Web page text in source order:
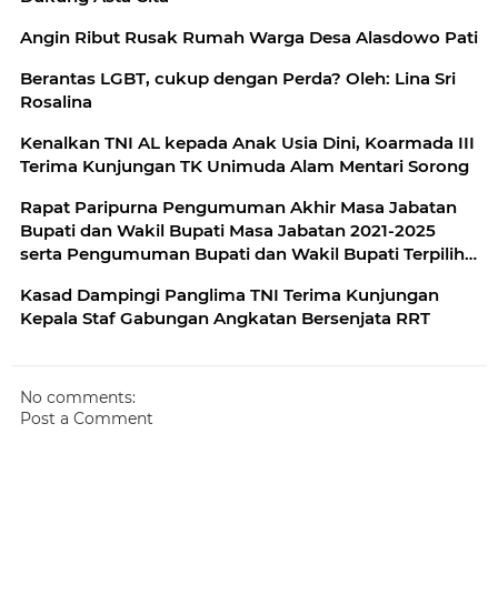
Angin Ribut Rusak Rumah Warga Desa Alasdowo Pati
Berantas LGBT, cukup dengan Perda? Oleh: Lina Sri
Rosalina
Kenalkan TNI AL kepada Anak Usia Dini, Koarmada III
Terima Kunjungan TK Unimuda Alam Mentari Sorong
Rapat Paripurna Pengumuman Akhir Masa Jabatan
Bupati dan Wakil Bupati Masa Jabatan 2021-2025
serta Pengumuman Bupati dan Wakil Bupati Terpilih
Kasad Dampingi Panglima TNI Terima Kunjungan
Kepala Staf Gabungan Angkatan Bersenjata RRT
No comments:
Post a Comment